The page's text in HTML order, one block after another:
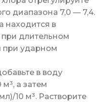
диапазона 7,0 — 7,4.
находится в
при длительном
при ударном
в воду
м³, а затем
10 м³. Растворите